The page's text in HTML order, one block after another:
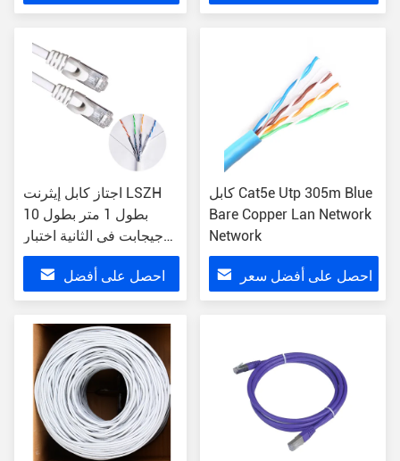
اجتاز كابل إيثرنت LSZH
بطول 1 متر بطول 10
جيجابت في الثانية اختبار
فلوك
احصل على أفضل
كابل Cat5e Utp 305m Blue
Bare Copper Lan Network
Network
احصل على أفضل سعر